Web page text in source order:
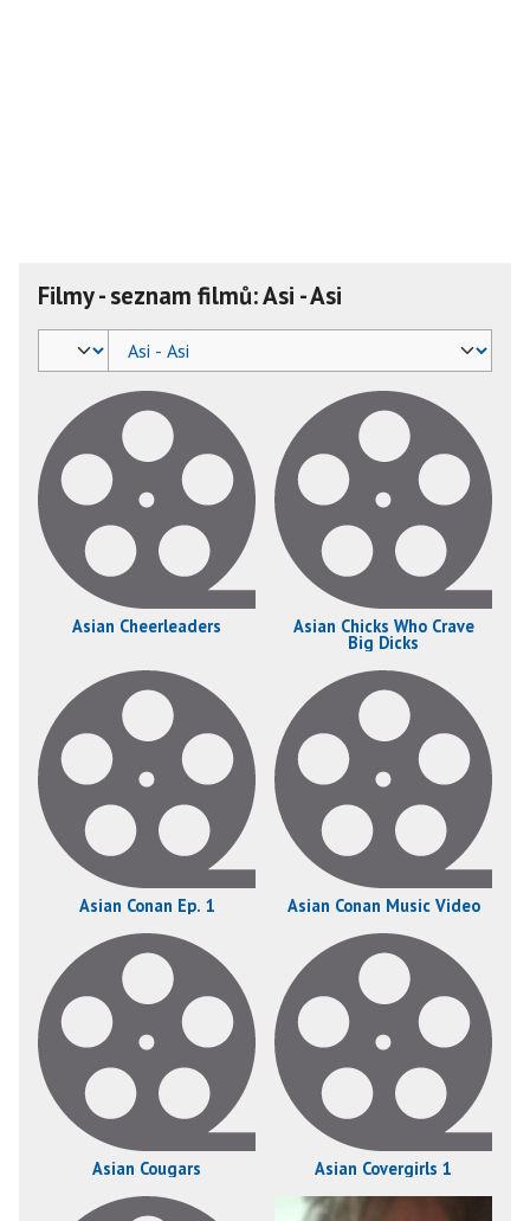
Filmy - seznam filmů: Asi - Asi
Asian Cheerleaders Asian Chicks Who Crave
Big Dicks
Asian Conan Ep. 1 Asian Conan Music Video
Asian Cougars Asian Covergirls 1